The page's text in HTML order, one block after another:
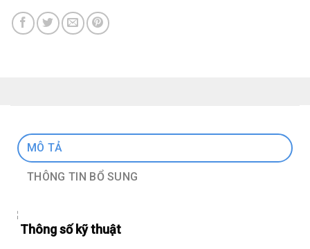
MÔ TẢ
THÔNG TIN BỔ SUNG
Thông số kỹ thuật